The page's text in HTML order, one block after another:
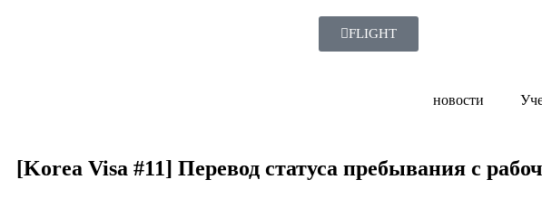
FLIGHT
новости
[Korea Visa #11] Перевод статуса пребывания с